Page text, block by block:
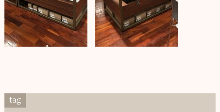
tag